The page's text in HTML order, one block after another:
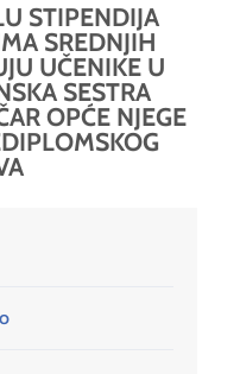
STIPENDIJA
SREDNJIH
UČENIKE U
SESTRA
OPĆE NJEGE